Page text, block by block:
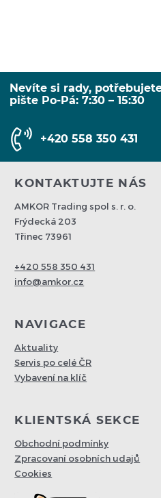
Nevíte si rady,
pište Po-Pá: 7:30 – 15:30
+420 558 350 431
KONTAKTUJTE NÁS
AMKOR Trading spol s. r. o.
Frýdecká 203
Třinec 73961
+420 558 350 431
info@amkor.cz
NAVIGACE
Aktuality
Servis po celé ČR
Vybavení na klíč
KLIENTSKÁ SEKCE
Obchodní podmínky
Zpracovaní osobních udajů
Cookies